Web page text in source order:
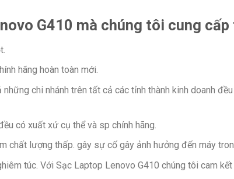
G410 mà chúng tôi cung
hãng hoàn toàn mới.
chi nhánh trên tất cả các tỉnh thành kinh doanh
có xuất xứ cụ thể và sp chính hãng.
chất lượng thấp. gây sự cố gây ảnh hưởng đến máy
túc. Với Sạc Laptop Lenovo G410 chúng tôi cam